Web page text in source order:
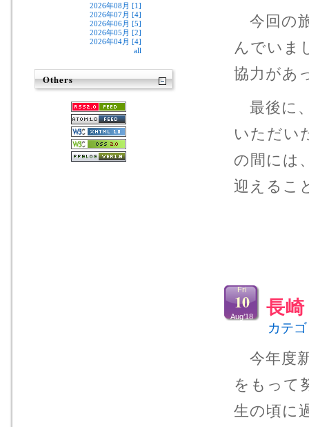
今回の
んでいま
協力があ
最後に
いただい
の間には
迎えるこ
長
Fri
10
Aug’18
カテ
今年度
をもって
生の頃に
2026年08月 [1]
2026年07月 [4]
2026年06月 [5]
2026年05月 [2]
2026年04月 [4]
all
Others